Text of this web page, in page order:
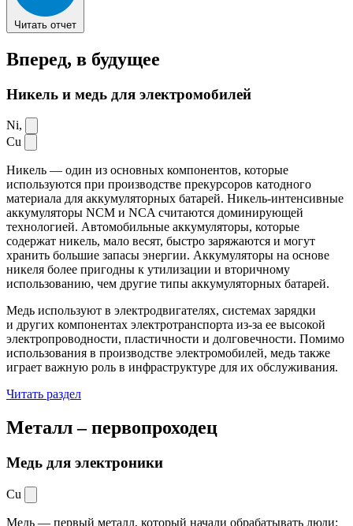
Читать отчет
Вперед, в будущее
Никель и медь для электромобилей
Ni,
Cu
Никель — один из основных компонентов, которые
используются при производстве прекурсоров катодного
материала для аккумуляторных батарей. Никель-интенсивные
аккумуляторы NCM и NCA считаются доминирующей
технологией. Автомобильные аккумуляторы, которые
содержат никель, мало весят, быстро заряжаются и могут
хранить большие запасы энергии. Аккумуляторы на основе
никеля более пригодны к утилизации и вторичному
использованию, чем другие типы аккумуляторных батарей.
Медь используют в электродвигателях, системах зарядки
и других компонентах электротранспорта из-за ее высокой
электропроводности, пластичности и долговечности. Помимо
использования в производстве электромобилей, медь также
играет важную роль в инфраструктуре для их обслуживания.
Читать раздел
Металл –первопроходец
Медь для электроники
Cu
Медь — первый металл, который начали обрабатывать люди: